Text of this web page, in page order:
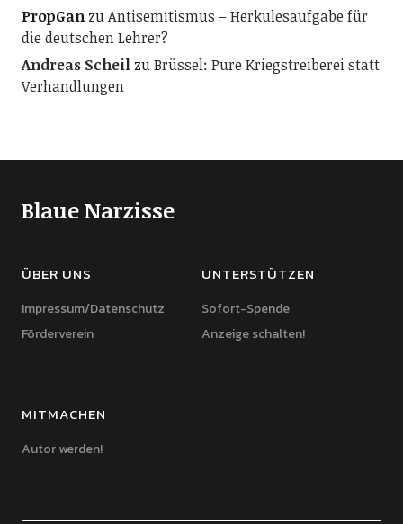
PropGanzuAntisemitismus – Herkulesaufgabe für
die deutschen Lehrer?
Andreas ScheilzuBrüssel: Pure Kriegstreiberei statt
Verhandlungen
Blaue Narzisse
ÜBER UNS
Impressum/Datenschutz
Förderverein
UNTERSTÜTZEN
Sofort-Spende
Anzeige schalten!
MITMACHEN
Autor werden!